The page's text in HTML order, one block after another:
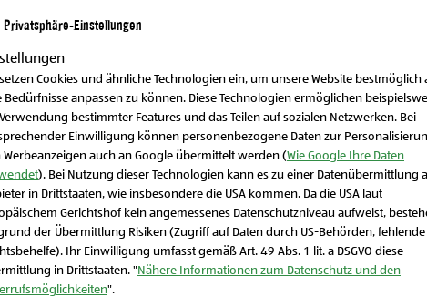
Bio-Obst & Gemüse
BIO-Äpfel 1 kg
Bio-Obst & Gemüse
Bio-Kräutermix
Anschließend eine Handvoll eurer
hacken.
Die fertigen Nudeln kalt
Käse, Eiern und Kräutern in eine
Sauerrahm, dem Essig, einer Prise
Fertig ist der Nudelsalat!
Schließen Sie dieses Feld
Einstellungen
Cookies und ähnliche Technologien ein, um unsere Website bestmöglich
Bedürfnisse anpassen zu können. Diese Technologien ermöglichen
bestimmter Features und das Teilen auf sozialen Netzwerken. Bei
Einwilligung können personenbezogene Daten zur
Werbeanzeigen auch an Google übermittelt werden (Wie Google Ihre Daten
). Bei Nutzung dieser Technologien kann es zu einer Datenübermittlung
in Drittstaaten, wie insbesondere die USA kommen. Da die USA laut
Gerichtshof kein angemessenes Datenschutzniveau aufweist,
der Übermittlung Risiken (Zugriff auf Daten durch US-Behörden, fehlende
Ihr Einwilligung umfasst gemäß Art. 49 Abs. 1 lit. a DSGVO diese
in Drittstaaten. "Nähere Informationen zum Datenschutz und den
".